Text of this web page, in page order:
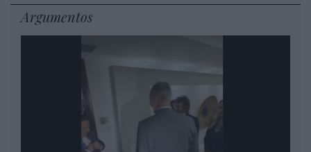
Argumentos